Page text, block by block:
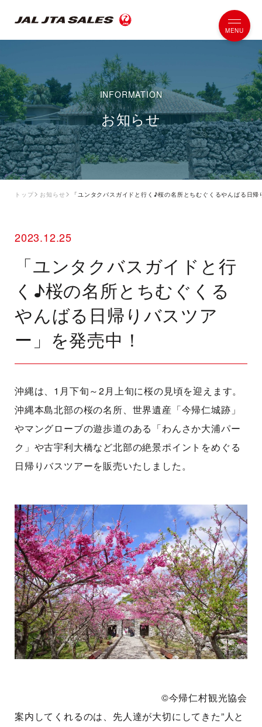
お知らせ
トップ お知らせ 「ユンタクバスガイドと行く♪桜の名所とちむぐくるやんばる日
2023.12.25
「ユンタクバスガイドと行
く♪桜の名所とちむぐくる
やんばる日帰りバスツア
ー」を発売中！
沖縄は、1月下旬～2月上旬に桜の見頃を迎えます。
沖縄本島北部の桜の名所、世界遺産「今帰仁城跡」
やマングローブの遊歩道のある「わんさか大浦パー
ク」や古宇利大橋など北部の絶景ポイントをめぐる
日帰りバスツアーを販売いたしました。
©今帰仁村観光協会
案内してくれるのは、先人達が大切にしてきた”人と